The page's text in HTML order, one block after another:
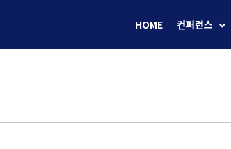
HOME 컨퍼런스